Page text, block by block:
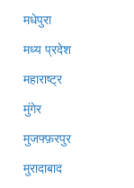
मधेपुरा
मध्य प्रदेश
महाराष्ट्र
मुंगेर
मुजफ्फ़रपुर
मुरादाबाद